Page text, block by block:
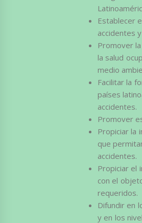
Establecer
accidentes
Promover
la salud
medio
Facilitar la
países
accidentes.
Promover
Propiciar la
que
accidentes.
Propiciar el
con el
requeridos.
Difundir en
y en los